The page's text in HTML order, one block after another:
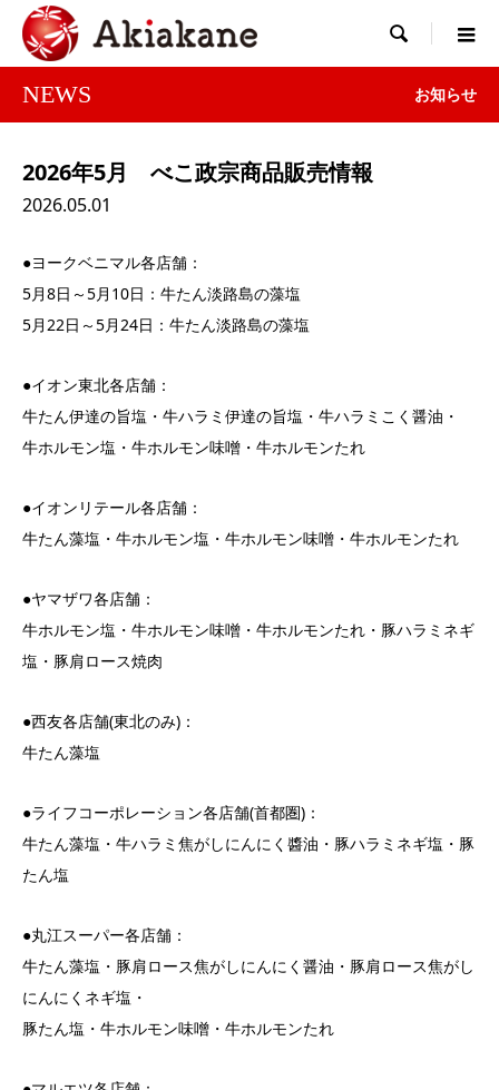

NEWS お知らせ
2026年5月 べこ政宗商品販売情報
2026.05.01
●ヨークベニマル各店舗：
5月8日～5月10日：牛たん淡路島の藻塩
5月22日～5月24日：牛たん淡路島の藻塩
●イオン東北各店舗：
牛たん伊達の旨塩・牛ハラミ伊達の旨塩・牛ハラミこく醤油・
牛ホルモン塩・牛ホルモン味噌・牛ホルモンたれ
●イオンリテール各店舗：
牛たん藻塩・牛ホルモン塩・牛ホルモン味噌・牛ホルモンたれ
●ヤマザワ各店舗：
牛ホルモン塩・牛ホルモン味噌・牛ホルモンたれ・豚ハラミネギ
塩・豚肩ロース焼肉
●西友各店舗(東北のみ)：
牛たん藻塩
●ライフコーポレーション各店舗(首都圏)：
牛たん藻塩・牛ハラミ焦がしにんにく醬油・豚ハラミネギ塩・豚
たん塩
●丸江スーパー各店舗：
牛たん藻塩・豚肩ロース焦がしにんにく醤油・豚肩ロース焦がし
にんにくネギ塩・
豚たん塩・牛ホルモン味噌・牛ホルモンたれ